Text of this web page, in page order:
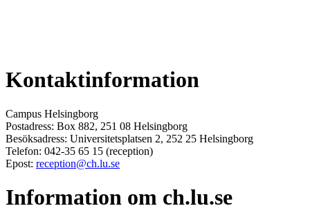
Kontaktinformation
Campus Helsingborg
Postadress: Box 882, 251 08 Helsingborg
Besöksadress: Universitetsplatsen 2, 252 25 Helsingborg
Telefon: 042-35 65 15 (reception)
Epost: reception@ch.lu.se
Information om ch.lu.se